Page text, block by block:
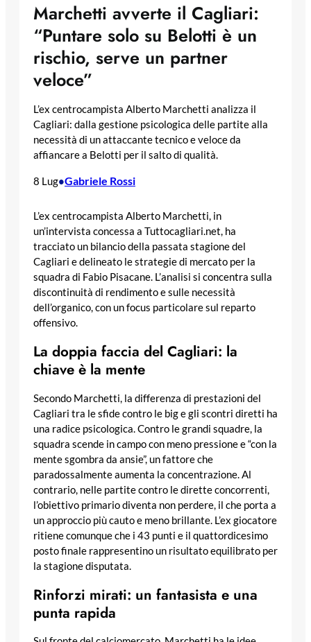
Marchetti avverte il Cagliari:
“Puntare solo su Belotti è un
rischio, serve un partner
veloce”
L’ex centrocampista Alberto Marchetti analizza il
Cagliari: dalla gestione psicologica delle partite alla
necessità di un attaccante tecnico e veloce da
affiancare a Belotti per il salto di qualità.
8 Lug•Gabriele Rossi
L’ex centrocampista Alberto Marchetti, in
un’intervista concessa a Tuttocagliari.net, ha
tracciato un bilancio della passata stagione del
Cagliari e delineato le strategie di mercato per la
squadra di Fabio Pisacane. L’analisi si concentra sulla
discontinuità di rendimento e sulle necessità
dell’organico, con un focus particolare sul reparto
offensivo.
La doppia faccia del Cagliari: la
chiave è la mente
Secondo Marchetti, la differenza di prestazioni del
Cagliari tra le sfide contro le big e gli scontri diretti ha
una radice psicologica. Contro le grandi squadre, la
squadra scende in campo con meno pressione e “con la
mente sgombra da ansie”, un fattore che
paradossalmente aumenta la concentrazione. Al
contrario, nelle partite contro le dirette concorrenti,
l’obiettivo primario diventa non perdere, il che porta a
un approccio più cauto e meno brillante. L’ex giocatore
ritiene comunque che i 43 punti e il quattordicesimo
posto finale rappresentino un risultato equilibrato per
la stagione disputata.
Rinforzi mirati: un fantasista e una
punta rapida